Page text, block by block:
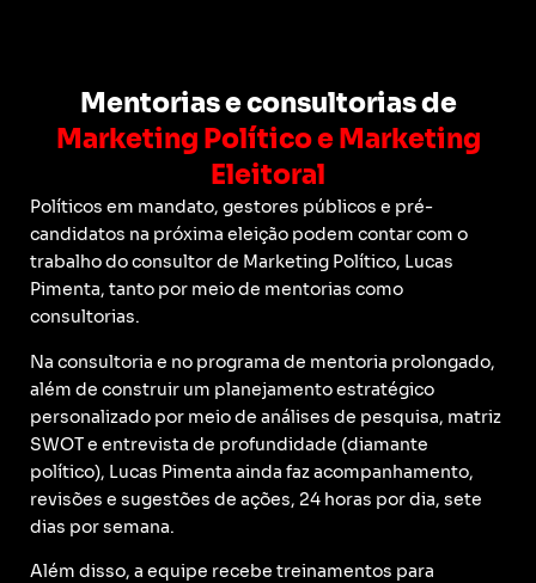
Mentorias e consultorias de
Marketing Político e Marketing
Eleitoral
Políticos em mandato, gestores públicos e pré-
candidatos na próxima eleição podem contar com o
trabalho do consultor de Marketing Político, Lucas
Pimenta, tanto por meio de mentorias como
consultorias.
Na consultoria e no programa de mentoria prolongado,
além de construir um planejamento estratégico
personalizado por meio de análises de pesquisa, matriz
SWOT e entrevista de profundidade (diamante
político), Lucas Pimenta ainda faz acompanhamento,
revisões e sugestões de ações, 24 horas por dia, sete
dias por semana.
Além disso, a equipe recebe treinamentos para